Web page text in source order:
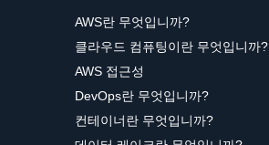
AWS란 무엇입니까?
클라우드 컴퓨팅이란 무엇입니까?
AWS 접근성
DevOps란 무엇입니까?
컨테이너란 무엇입니까?